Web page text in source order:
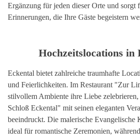
Ergänzung für jeden dieser Orte und sorgt
Erinnerungen, die Ihre Gäste begeistern
Hochzeitslocations in
Eckental bietet zahlreiche traumhafte
und Feierlichkeiten. Im Restaurant "Zur
stilvollem Ambiente ihre Liebe
Schloß Eckental" mit seinen eleganten
beeindruckt. Die malerische Evangelische
ideal für romantische Zeremonien,